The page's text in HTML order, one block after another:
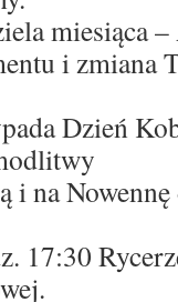
miesiąca
i zmiana
Dzień
i na
17:30